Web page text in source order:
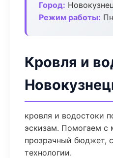
Город:
Режим работы:
Кровля и
кровля и водостоки
эскизам. Помогаем с
прозрачный бюджет,
технологии.